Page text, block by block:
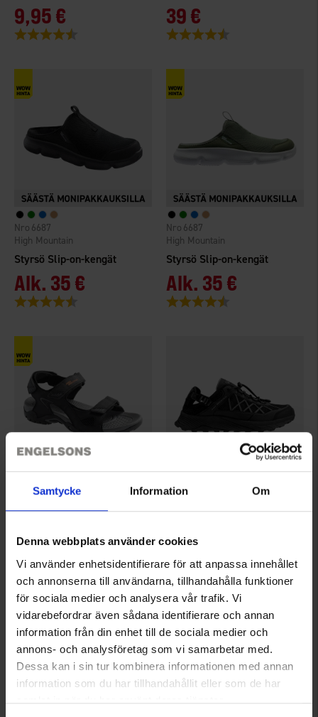
Samtycke Information Om
Denna webbplats använder cookies
Vi använder enhetsidentifierare för att anpassa innehållet
och annonserna till användarna, tillhandahålla funktioner
för sociala medier och analysera vår trafik. Vi
vidarebefordrar även sådana identifierare och annan
information från din enhet till de sociala medier och
annons- och analysföretag som vi samarbetar med.
Dessa kan i sin tur kombinera informationen med annan
information som du har tillhandahållit eller som de har
samlat in när du har använt deras tjänster.
9,95 €
Arvio:
39 €
Arvio:
Styrsö Slip-on-kengät
High Mountain
6687
Alk. 35 €
Arvio:
Styrsö Slip-on-kengät
High Mountain
6687
Alk. 35 €
Arvio:
High Mountain
2278
29 €
Arvio: 4.5 5:sta tähdestä
High Mountain
8164
45 €
Arvio: 4.1 5:sta tähdestä